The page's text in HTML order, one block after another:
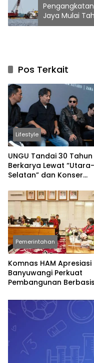
Jaya Mulai
Pos Terkait
Lifestyle
UNGU Tandai 30 Tahun
Berkarya Lewat “Utara-
Selatan” dan Konser
Pemerintahan
Komnas HAM Apresiasi
Banyuwangi Perkuat
Pembangunan Berbasis